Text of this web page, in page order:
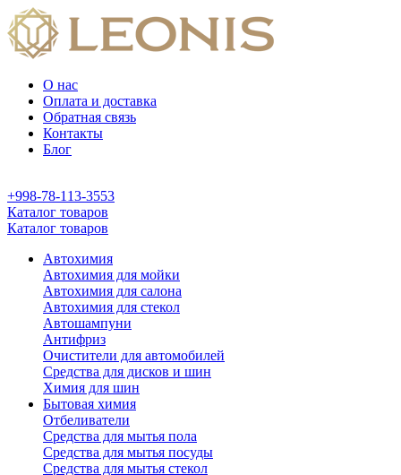
О нас
Оплата и доставка
Обратная связь
Контакты
Блог
+998-78-113-3553
Каталог товаров
Каталог товаров
Автохимия
Автохимия для мойки
Автохимия для салона
Автохимия для стекол
Автошампуни
Антифриз
Очистители для автомобилей
Средства для дисков и шин
Химия для шин
Бытовая химия
Отбеливатели
Средства для мытья пола
Средства для мытья посуды
Средства для мытья стекол